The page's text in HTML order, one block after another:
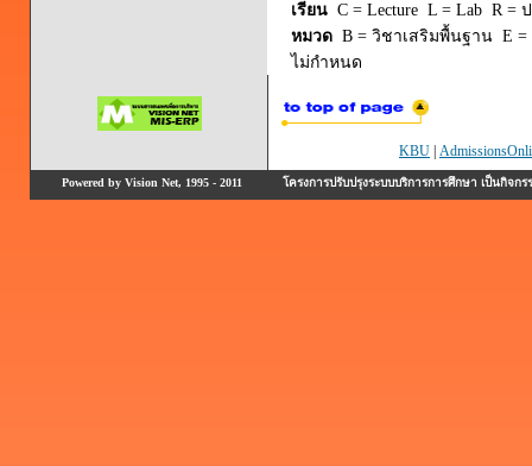
เรียน C = Lecture L = Lab R =
หมวด B = วิชาเสริมพื้นฐาน E
ไม่กำหนด
KBU
Powered by Vision Net, 1995 - 2011 โครงการปรับปรุงระบบบริการการศึกษา เป็นกิ